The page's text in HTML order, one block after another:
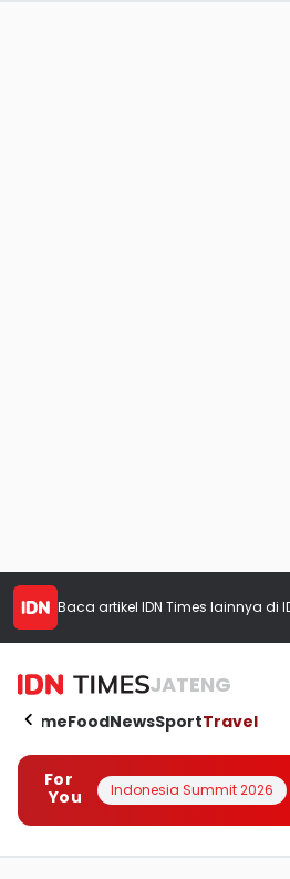
Baca artikel IDN Times lainnya di
JATENG
HomeFoodNewsSportTravel
For
You
Indonesia Summit 2026